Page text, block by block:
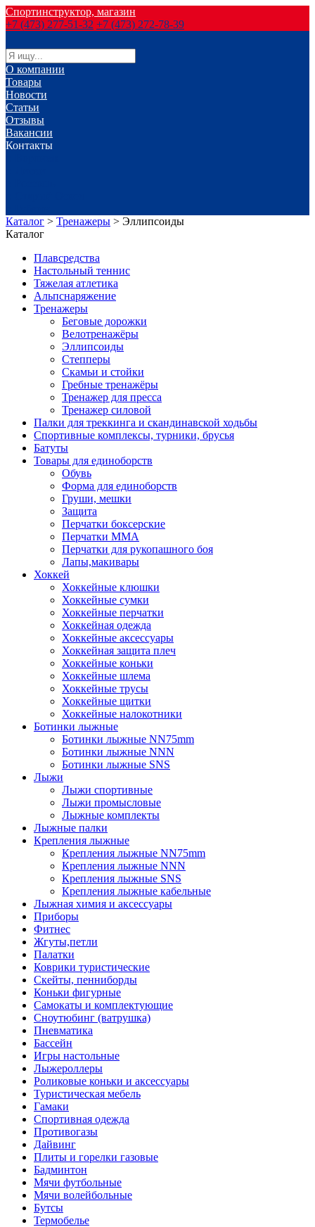
Спортинструктор, магазин
+7 (473) 277-51-32 +7 (473) 272-78-39
О компании
Товары
Новости
Статьи
Отзывы
Вакансии
Контакты
Каталог > Тренажеры > Эллипсоиды
Каталог
Плавсредства
Настольный теннис
Тяжелая атлетика
Альпснаряжение
Тренажеры
Беговые дорожки
Велотренажёры
Эллипсоиды
Степперы
Скамьи и стойки
Гребные тренажёры
Тренажер для пресса
Тренажер силовой
Палки для треккинга и скандинавской ходьбы
Спортивные комплексы, турники, брусья
Батуты
Товары для единоборств
Обувь
Форма для единоборств
Груши, мешки
Защита
Перчатки боксерские
Перчатки ММА
Перчатки для рукопашного боя
Лапы,макивары
Хоккей
Хоккейные клюшки
Хоккейные сумки
Хоккейные перчатки
Хоккейная одежда
Хоккейные аксессуары
Хоккейная защита плеч
Хоккейные коньки
Хоккейные шлема
Хоккейные трусы
Хоккейные щитки
Хоккейные налокотники
Ботинки лыжные
Ботинки лыжные NN75mm
Ботинки лыжные NNN
Ботинки лыжные SNS
Лыжи
Лыжи спортивные
Лыжи промысловые
Лыжные комплекты
Лыжные палки
Крепления лыжные
Крепления лыжные NN75mm
Крепления лыжные NNN
Крепления лыжные SNS
Крепления лыжные кабельные
Лыжная химия и аксессуары
Приборы
Фитнес
Жгуты,петли
Палатки
Коврики туристические
Скейты, пенниборды
Коньки фигурные
Самокаты и комплектующие
Сноутюбинг (ватрушка)
Пневматика
Бассейн
Игры настольные
Лыжероллеры
Роликовые коньки и аксессуары
Туристическая мебель
Гамаки
Спортивная одежда
Противогазы
Дайвинг
Плиты и горелки газовые
Бадминтон
Мячи футбольные
Мячи волейбольные
Бутсы
Термобелье